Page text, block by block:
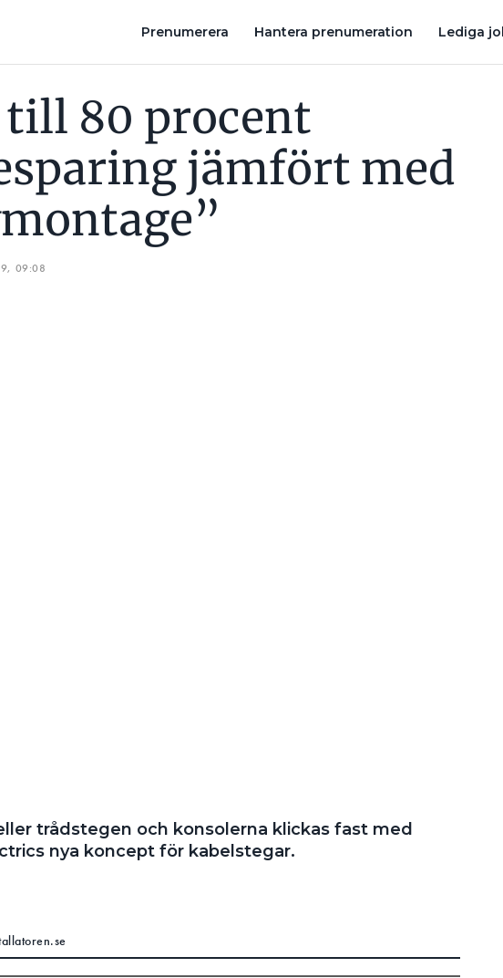
Prenumerera Hantera prenumeration Lediga
till 80 procent
jämfört med
09:08
trådstegen och konsolerna klickas fast med
nya koncept för kabelstegar.
MED SKRUVMONTAGE” 8 SAKER DU (KANSKE) INTE VISSTE OM